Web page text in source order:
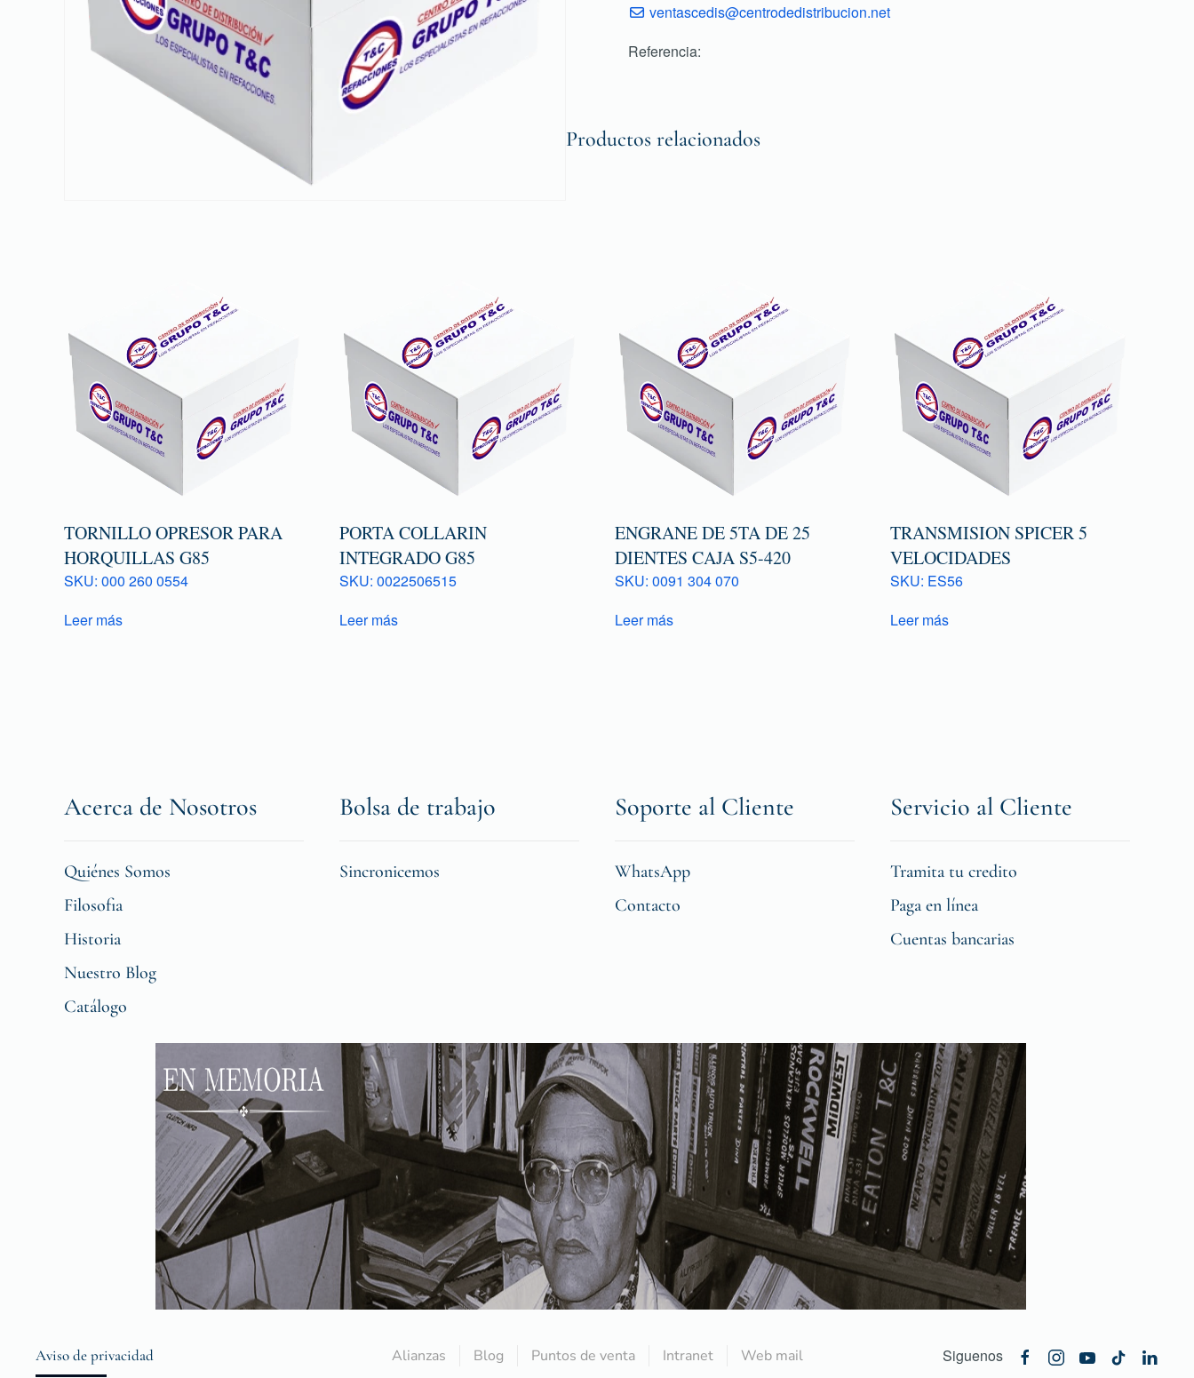
ventascedis@centrodedistribucion.net
Referencia:
Productos relacionados
TORNILLO OPRESOR PARA
HORQUILLAS G85
SKU: 000 260 0554
Leer más
PORTA COLLARIN
INTEGRADO G85
SKU: 0022506515
Leer más
ENGRANE DE 5TA DE 25
DIENTES CAJA S5-420
SKU: 0091 304 070
Leer más
TRANSMISION SPICER 5
VELOCIDADES
SKU: ES56
Leer más
Acerca de Nosotros
Quiénes Somos
Filosofia
Historia
Nuestro Blog
Catálogo
Bolsa de trabajo
Sincronicemos
Soporte al Cliente
WhatsApp
Contacto
Servicio al Cliente
Tramita tu credito
Paga en línea
Cuentas bancarias
Aviso de privacidad Alianzas Blog Puntos de venta Intranet Web mail Siguenos